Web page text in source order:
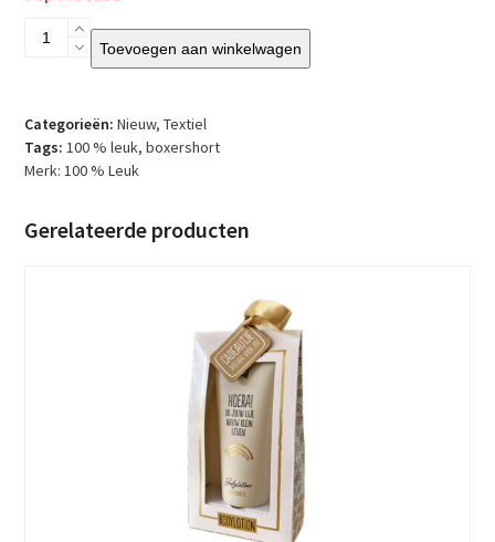
100
Boxershort
in
blik
Badass
Toevoegen aan winkelwagen
Categorieën: Nieuw,Textiel
Tags: 100 % leuk,boxershort
Merk:100 % Leuk
Gerelateerde producten